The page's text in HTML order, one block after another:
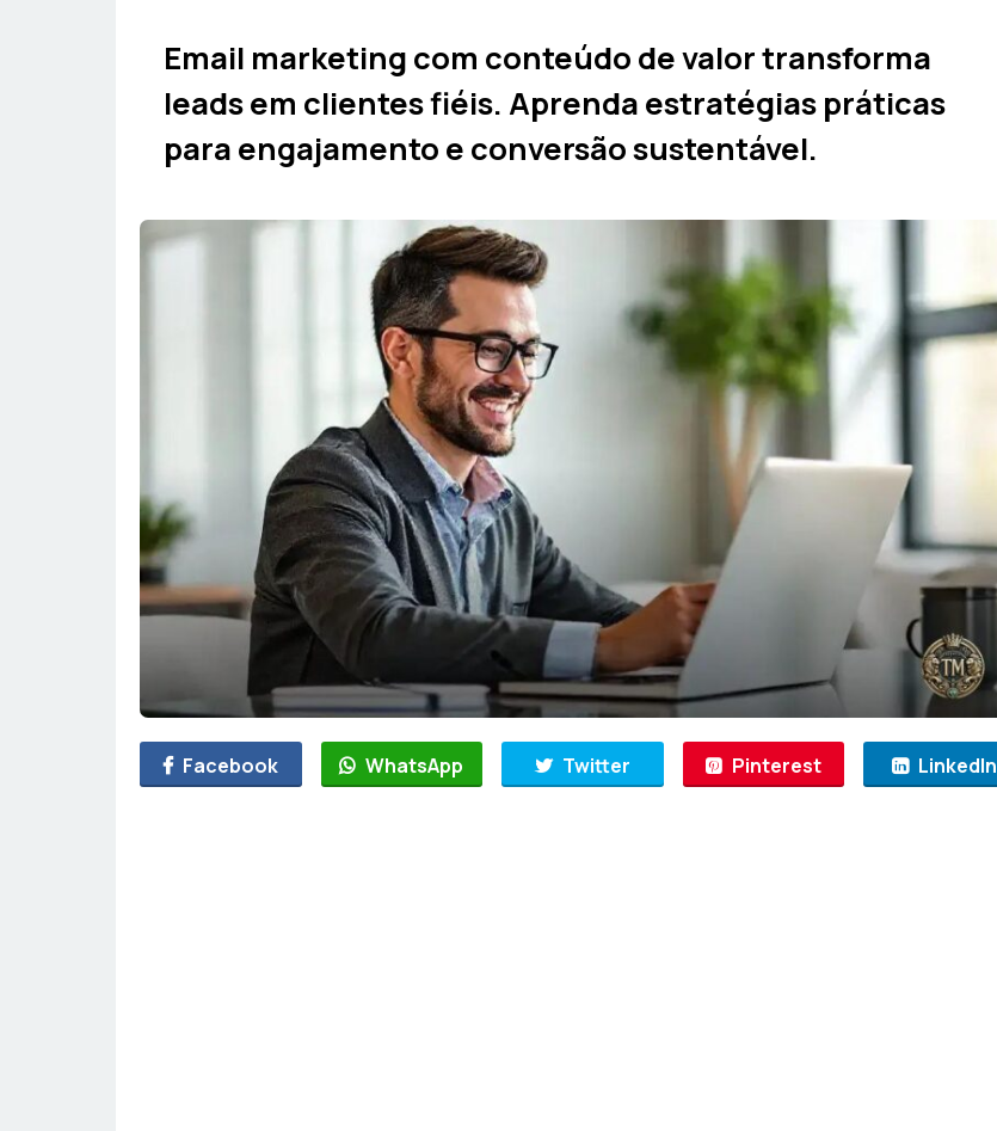
Email marketing com conteúdo de valor transforma
leads em clientes fiéis. Aprenda estratégias práticas
para engajamento e conversão sustentável.
Facebook WhatsApp Twitter Pinterest LinkedIn